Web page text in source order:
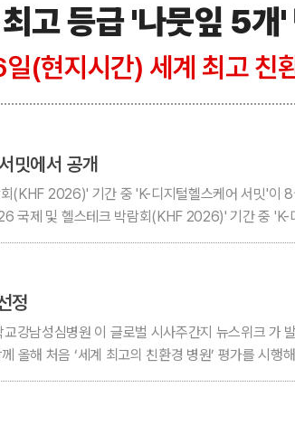
고 등급 '나뭇잎 5개'
(현지시간) 세계 최고 친
밋에서 공개
(KHF 2026)' 기간 중 'K-디지털헬스케어 서밋'이
국제 및 헬스테크 박람회(KHF 2026)' 기간 중
정
강남성심병원 이 글로벌 시사주간지 뉴스위크
올해 처음 ‘세계 최고의 친환경 병원’ 평가를 시행